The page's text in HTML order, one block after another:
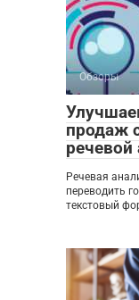
Обзоры
продаж
речевой
Речевая
переводить
текстовый